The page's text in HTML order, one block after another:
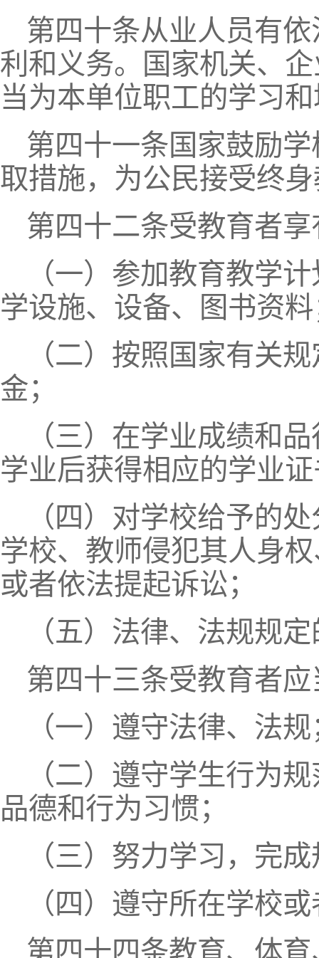
第四十条从业人员有
利和义务。国家机关、
当为本单位职工的学习
第四十一条国家鼓励
取措施，为公民接受终
第四十二条受教育者
（一）参加教育教学
学设施、设备、图书资
（二）按照国家有关
金；
（三）在学业成绩和
学业后获得相应的学业
（四）对学校给予的
学校、教师侵犯其人身
或者依法提起诉讼；
（五）法律、法规规
第四十三条受教育者
（一）遵守法律、法
（二）遵守学生行为
品德和行为习惯；
（三）努力学习，完
（四）遵守所在学校